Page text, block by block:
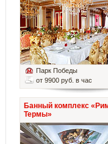
Парк Победы
от 9900 руб. в час
Банный комплекс
Термы»